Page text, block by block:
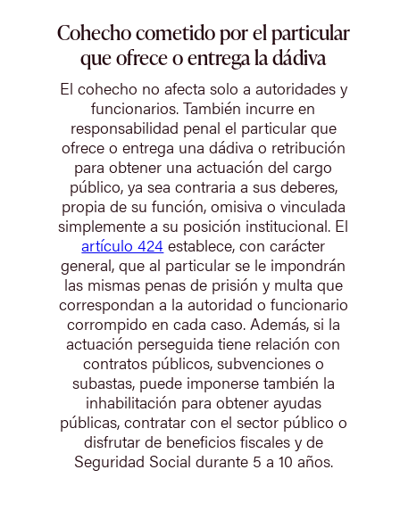
Cohecho cometido por el particular
que ofrece o entrega la dádiva
El cohecho no afecta solo a autoridades y
funcionarios. También incurre en
responsabilidad penal el particular que
ofrece o entrega una dádiva o retribución
para obtener una actuación del cargo
público, ya sea contraria a sus deberes,
propia de su función, omisiva o vinculada
simplemente a su posición institucional. El
artículo 424 establece, con carácter
general, que al particular se le impondrán
las mismas penas de prisión y multa que
correspondan a la autoridad o funcionario
corrompido en cada caso. Además, si la
actuación perseguida tiene relación con
contratos públicos, subvenciones o
subastas, puede imponerse también la
inhabilitación para obtener ayudas
públicas, contratar con el sector público o
disfrutar de beneficios fiscales y de
Seguridad Social durante 5 a 10 años.